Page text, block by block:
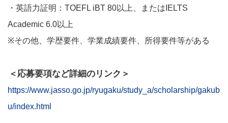
・英語力証明：TOEFL iBT 80以上、またはIELTS
Academic 6.0以上
※その他、学歴要件、学業成績要件、所得要件等がある
＜応募要項など詳細のリンク＞
https://www.jasso.go.jp/ryugaku/study_a/scholarship/gakub
u/index.html